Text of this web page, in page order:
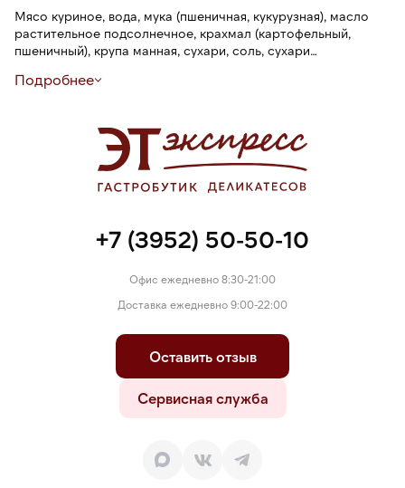
Мясо куриное, вода, мука (пшеничная, кукурузная), масло
растительное подсолнечное, крахмал (картофельный,
пшеничный), крупа манная, сухари, соль, сухари
Подробнее
+7 (3952) 50-50-10
Офис ежедневно 8:30-21:00
Доставка ежедневно 9:00-22:00
Оставить отзыв
Сервисная служба